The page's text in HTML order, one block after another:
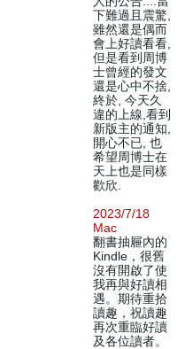
下難過且震驚,
雖然還是偶而
會上好讀看看,
但是看到周博
士曾經的發文
還是心中不捨,
終於, 今天久
違的上線,看到
新版主的通知,
開心不已, 也
希望周博士在
天上也是同樣
歡欣.
2023/7/18
Mac
翻書抽屜內的
Kindle，很舊
沒有開啟了使
我再與好讀相
遇。期待重拾
讀趣，祝讀趣
再次重臨好讀
及各位讀者。